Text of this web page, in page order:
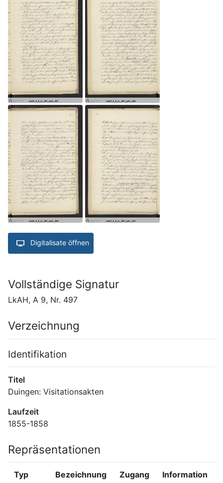
Digitalisate öffnen
Vollständige Signatur
LkAH, A 9, Nr. 497
Verzeichnung
Identifikation
Titel
Duingen: Visitationsakten
Laufzeit
1855-1858
Repräsentationen
Typ Bezeichnung Zugang Information